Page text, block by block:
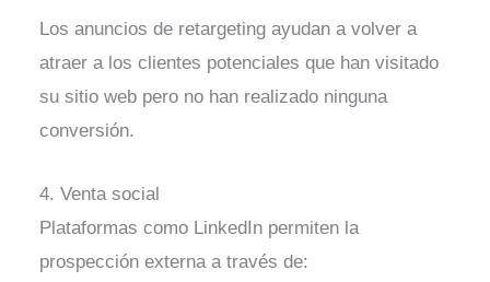
Los anuncios de retargeting ayudan a volver a
atraer a los clientes potenciales que han visitado
su sitio web pero no han realizado ninguna
conversión.
4. Venta social
Plataformas como LinkedIn permiten la
prospección externa a través de: